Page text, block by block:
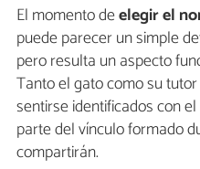
El momento deelegir el
puede parecer un simple
pero resulta un aspecto
Tanto el gato como su
sentirse identificados con
parte del vínculo formado
compartirán.